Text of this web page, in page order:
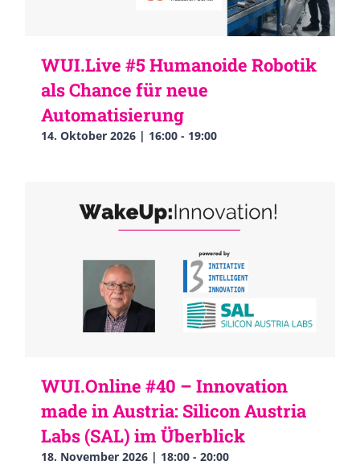
WUI.Live #5 Humanoide Robotik
als Chance für neue
Automatisierung
14. Oktober 2026 | 16:00 - 19:00
WUI.Online #40 – Innovation
made in Austria: Silicon Austria
Labs (SAL) im Überblick
18. November 2026 | 18:00 - 20:00